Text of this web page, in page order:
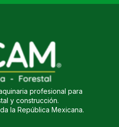
profesional para
y construcción.
la República Mexicana.